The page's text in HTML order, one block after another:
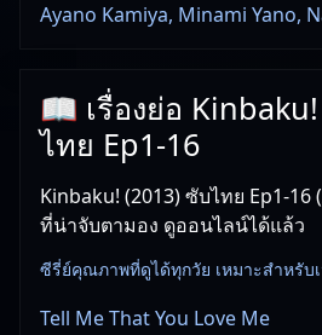
Ayano Kamiya, Minami Yano,
📖 เรื่องย่อ
ไทย Ep1-16
Kinbaku! (2013) ซับไทย Ep1-
ที่น่าจับตามอง ดูออนไลน์ได้แล้ว
ซีรี่ย์คุณภาพที่ดูได้ทุกวัย เหมาะสำหรับ
Tell Me That You Love Me